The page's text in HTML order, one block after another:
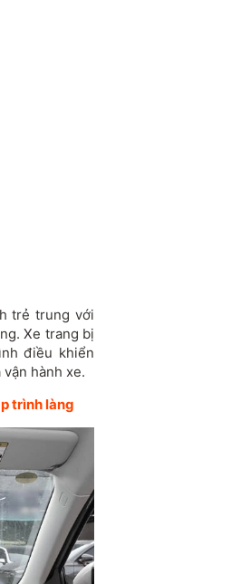
trẻ trung với
Xe trang bị
điều khiển
hành xe.
trình làng